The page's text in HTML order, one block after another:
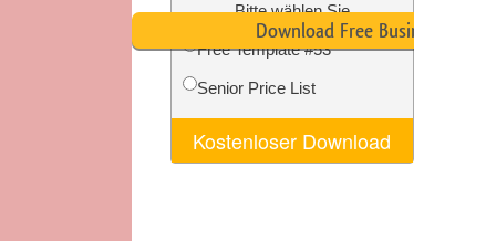
Foto-Restaurierung
Bitte wählen Sie
Free Template #53
Senior Price List
Kostenloser Download
Download Free Business Card